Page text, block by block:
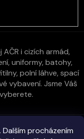
procházením
i cizích armád,
uniformy, batohy,
polní láhve, spací
vybavení. Jsme Váš